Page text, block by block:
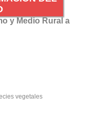
y Medio Rural a
vegetales